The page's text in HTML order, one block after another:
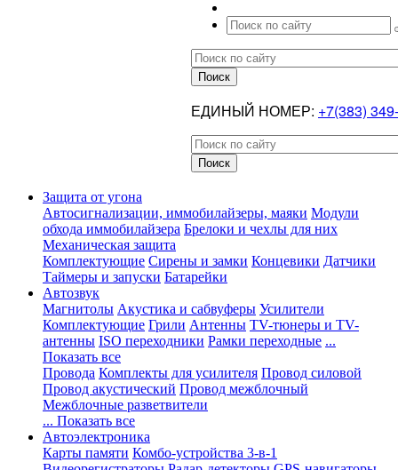
ЕДИНЫЙ НОМЕР: +7(383)
Защита от угона
Автосигнализации, иммобилайзеры, маяки Модули
обхода иммобилайзера Брелоки и чехлы для них
Механическая защита
Комплектующие Сирены и замки Концевики Датчики
Таймеры и запуски Батарейки
Автозвук
Магнитолы Акустика и сабвуферы Усилители
Комплектующие Грили Антенны TV-тюнеры и TV-
антенны ISO переходники Рамки переходные ...
Показать все
Провода Комплекты для усилителя Провод силовой
Провод акустический Провод межблочный
Межблочные разветвители
... Показать все
Автоэлектроника
Карты памяти Комбо-устройства 3-в-1